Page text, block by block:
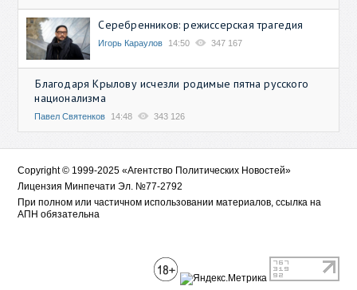
Серебренников: режиссерская трагедия
Игорь Караулов 14:50 347 167
Благодаря Крылову исчезли родимые пятна русского
национализма
Павел Святенков 14:48 343 126
Copyright © 1999-2025 «Агентство Политических Новостей»
Лицензия Минпечати Эл. №77-2792
При полном или частичном использовании материалов, ссылка на
АПН обязательна